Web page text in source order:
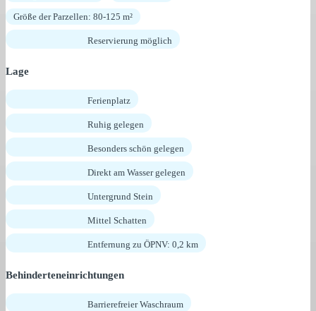
Größe der Parzellen: 80-125 m²
Reservierung möglich
Lage
Ferienplatz
Ruhig gelegen
Besonders schön gelegen
Direkt am Wasser gelegen
Untergrund Stein
Mittel Schatten
Entfernung zu ÖPNV: 0,2 km
Behinderteneinrichtungen
Barrierefreier Waschraum